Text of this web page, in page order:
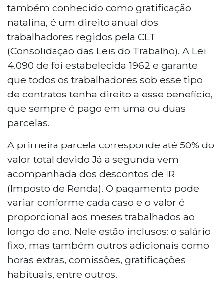
também conhecido como gratificação
natalina, é um direito anual dos
trabalhadores regidos pela CLT
(Consolidação das Leis do Trabalho). A Lei
4.090 de foi estabelecida 1962 e garante
que todos os trabalhadores sob esse tipo
de contratos tenha direito a esse benefício,
que sempre é pago em uma ou duas
parcelas.
A primeira parcela corresponde até 50% do
valor total devido Já a segunda vem
acompanhada dos descontos de IR
(Imposto de Renda). O pagamento pode
variar conforme cada caso e o valor é
proporcional aos meses trabalhados ao
longo do ano. Nele estão inclusos: o salário
fixo, mas também outros adicionais como
horas extras, comissões, gratificações
habituais, entre outros.